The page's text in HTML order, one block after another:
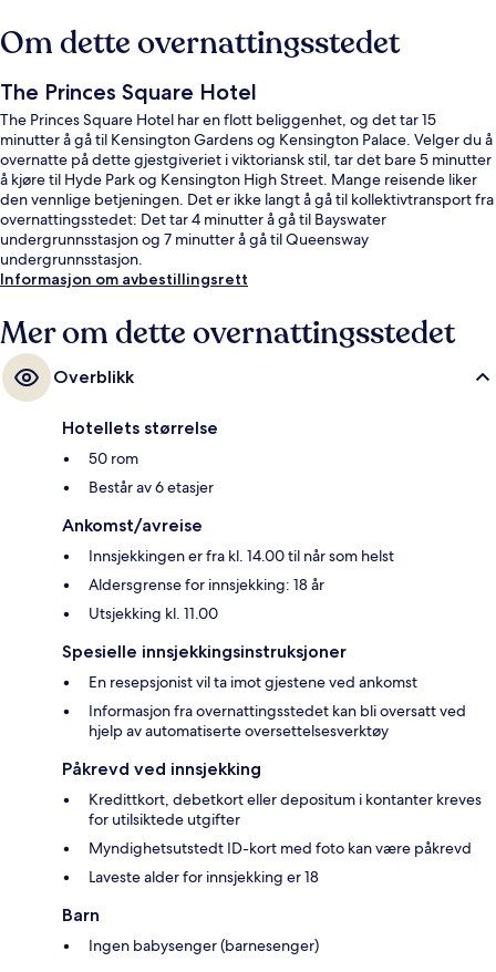
Om dette overnattingsstedet
The Princes Square Hotel
The Princes Square Hotel har en flott beliggenhet, og det tar 15
minutter å gå til Kensington Gardens og Kensington Palace. Velger du å
overnatte på dette gjestgiveriet i viktoriansk stil, tar det bare 5 minutter
å kjøre til Hyde Park og Kensington High Street. Mange reisende liker
den vennlige betjeningen. Det er ikke langt å gå til kollektivtransport fra
overnattingsstedet: Det tar 4 minutter å gå til Bayswater
undergrunnsstasjon og 7 minutter å gå til Queensway
undergrunnsstasjon.
Informasjon om avbestillingsrett
Mer om dette overnattingsstedet
Overblikk
Hotellets størrelse
50 rom
Består av 6 etasjer
Ankomst/avreise
Innsjekkingen er fra kl. 14.00 til når som helst
Aldersgrense for innsjekking: 18 år
Utsjekking kl. 11.00
Spesielle innsjekkingsinstruksjoner
En resepsjonist vil ta imot gjestene ved ankomst
Informasjon fra overnattingsstedet kan bli oversatt ved
hjelp av automatiserte oversettelsesverktøy
Påkrevd ved innsjekking
Kredittkort, debetkort eller depositum i kontanter kreves
for utilsiktede utgifter
Myndighetsutstedt ID-kort med foto kan være påkrevd
Laveste alder for innsjekking er 18
Barn
Ingen babysenger (barnesenger)